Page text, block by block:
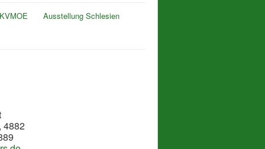
Ausstellung Schlesien
4882